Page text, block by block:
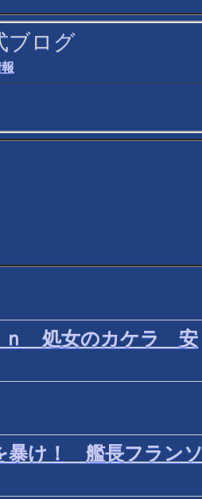
ブログ
ｎ 処女のカケラ 安
暴け！ 艦長フランソ